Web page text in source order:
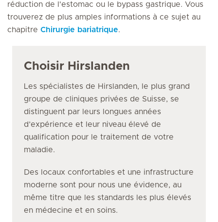
réduction de l'estomac ou le bypass gastrique. Vous
trouverez de plus amples informations à ce sujet au
chapitre Chirurgie bariatrique.
Choisir Hirslanden
Les spécialistes de Hirslanden, le plus grand
groupe de cliniques privées de Suisse, se
distinguent par leurs longues années
d’expérience et leur niveau élevé de
qualification pour le traitement de votre
maladie.
Des locaux confortables et une infrastructure
moderne sont pour nous une évidence, au
même titre que les standards les plus élevés
en médecine et en soins.